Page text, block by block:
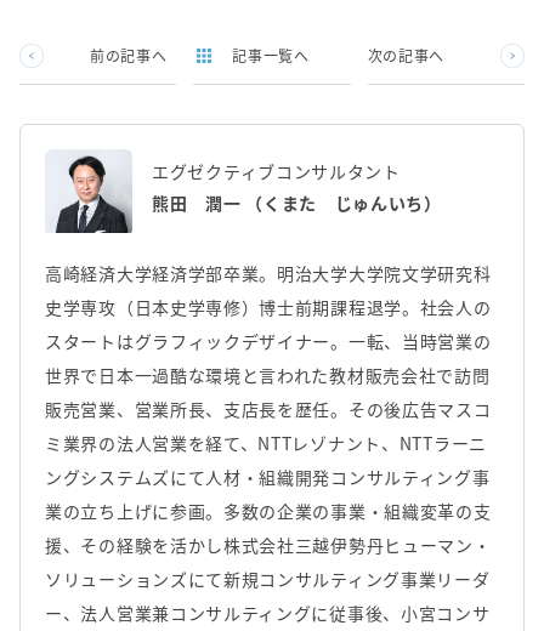
前の記事へ 記事一覧へ 次の記事へ
エグゼクティブコンサルタント
熊田 潤一 （くまた じゅんいち）
高崎経済大学経済学部卒業。明治大学大学院文学研究科
史学専攻（日本史学専修）博士前期課程退学。社会人の
スタートはグラフィックデザイナー。一転、当時営業の
世界で日本一過酷な環境と言われた教材販売会社で訪問
販売営業、営業所長、支店長を歴任。その後広告マスコ
ミ業界の法人営業を経て、NTTレゾナント、NTTラーニ
ングシステムズにて人材・組織開発コンサルティング事
業の立ち上げに参画。多数の企業の事業・組織変革の支
援、その経験を活かし株式会社三越伊勢丹ヒューマン・
ソリューションズにて新規コンサルティング事業リーダ
ー、法人営業兼コンサルティングに従事後、小宮コンサ